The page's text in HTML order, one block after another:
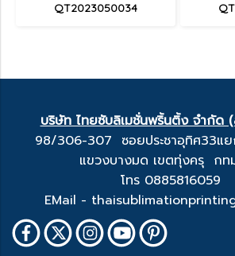
QT2023050034
บริษัท ไทยซับลิเมชั่นพริ้นติ้ง จำกัด
98/306-307 ซอยประชาอุทิศ33แย
แขวงบางมด เขตทุ่งครุ กท
โทร 0885816059
EMail -